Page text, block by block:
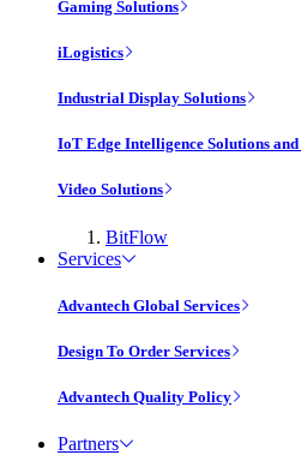
Gaming Solutions
iLogistics
Industrial Display Solutions
IoT Edge Intelligence Solutions and
Video Solutions
BitFlow
Services
Advantech Global Services
Design To Order Services
Advantech Quality Policy
Partners